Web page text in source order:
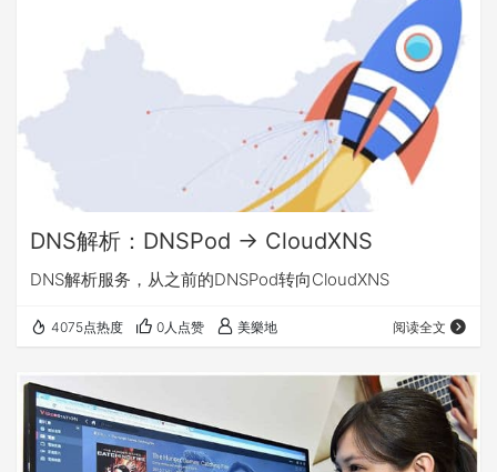
DNS解析：DNSPod -> CloudXNS
DNS解析服务，从之前的DNSPod转向CloudXNS
4075点热度 0人点赞 美樂地 阅读全文